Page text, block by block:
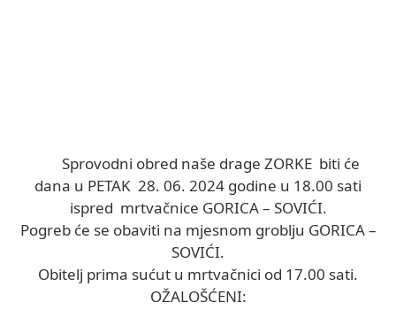
Sprovodni obred naše drage ZORKE biti će
dana u PETAK 28. 06. 2024 godine u 18.00 sati
ispred mrtvačnice GORICA – SOVIĆI.
Pogreb će se obaviti na mjesnom groblju GORICA –
SOVIĆI.
Obitelj prima sućut u mrtvačnici od 17.00 sati.
OŽALOŠĆENI: